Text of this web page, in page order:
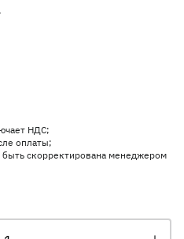
НДС;
оплаты;
скорректирована менеджером